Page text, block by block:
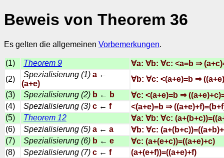
Beweis von Theorem 36
Es gelten die allgemeinen Vorbemerkungen.
(1) Theorem 9
∀a: ∀b: ∀c: <a=b ⇒
(2)
Spezialisierung (1) a ←
(a+e)
∀b: ∀c: <(a+e)=b ⇒
(3)
Spezialisierung (2) b ← b
∀c: <(a+e)=b ⇒
(4)
Spezialisierung (3) c ← f
<(a+e)=b ⇒
(5)
Theorem 12
∀a: ∀b: ∀c:
(6)
Spezialisierung (5) a ← a
∀b: ∀c:
(7)
Spezialisierung (6) b ← e
∀c: (a+(e+c))=((a+e)+c)
(8)
Spezialisierung (7) c ← f
(a+(e+f))=((a+e)+f)